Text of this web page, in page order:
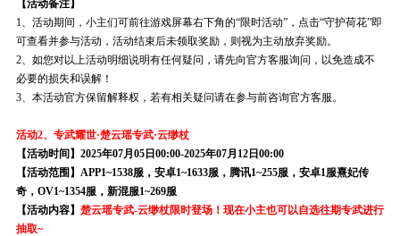
【活动备注】
1、活动期间，小主们可前往游戏屏幕右下角的“限时活动”，点击“守护荷花”即
可查看并参与活动，活动结束后未领取奖励，则视为主动放弃奖励。
2、如您对以上活动明细说明有任何疑问，请先向官方客服询问，以免造成不
必要的损失和误解！
3、本活动官方保留解释权，若有相关疑问请在参与前咨询官方客服。
活动2、专武耀世·楚云瑶专武·云缈杖
【活动时间】2025年07月05日00:00-2025年07月12日00:00
【活动范围】APP1~1538服，安卓1~1633服，腾讯1~255服，安卓1服熹妃传
奇，OV1~1354服，新混服1~269服
【活动内容】 楚云瑶专武-云缈杖限时登场！现在小主也可以自选往期专武进行
抽取~